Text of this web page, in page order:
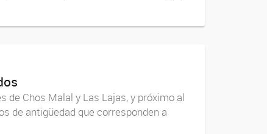
de Chos Malal y Las Lajas, y próximo al
de antigüedad que corresponden a